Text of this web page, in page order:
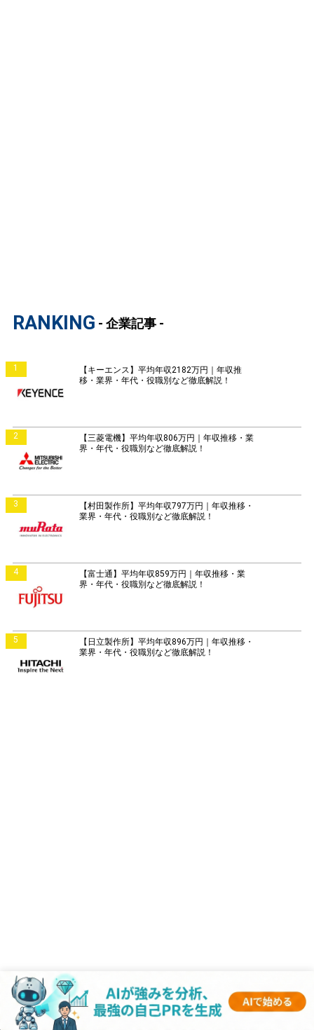
RANKING - 企業記事 -
1
【キーエンス】平均年収2182万円｜年収推
移・業界・年代・役職別など徹底解説！
2
【三菱電機】平均年収806万円｜年収推移・業
界・年代・役職別など徹底解説！
3
【村田製作所】平均年収797万円｜年収推移・
業界・年代・役職別など徹底解説！
4
【富士通】平均年収859万円｜年収推移・業
界・年代・役職別など徹底解説！
5
【日立製作所】平均年収896万円｜年収推移・
業界・年代・役職別など徹底解説！